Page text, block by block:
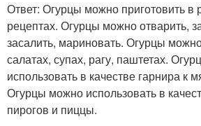
Ответ: Огурцы можно приготовить в
рецептах. Огурцы можно отварить,
засалить, мариновать. Огурцы
салатах, супах, рагу, паштетах.
использовать в качестве гарнира к
Огурцы можно использовать в
пирогов и пиццы.